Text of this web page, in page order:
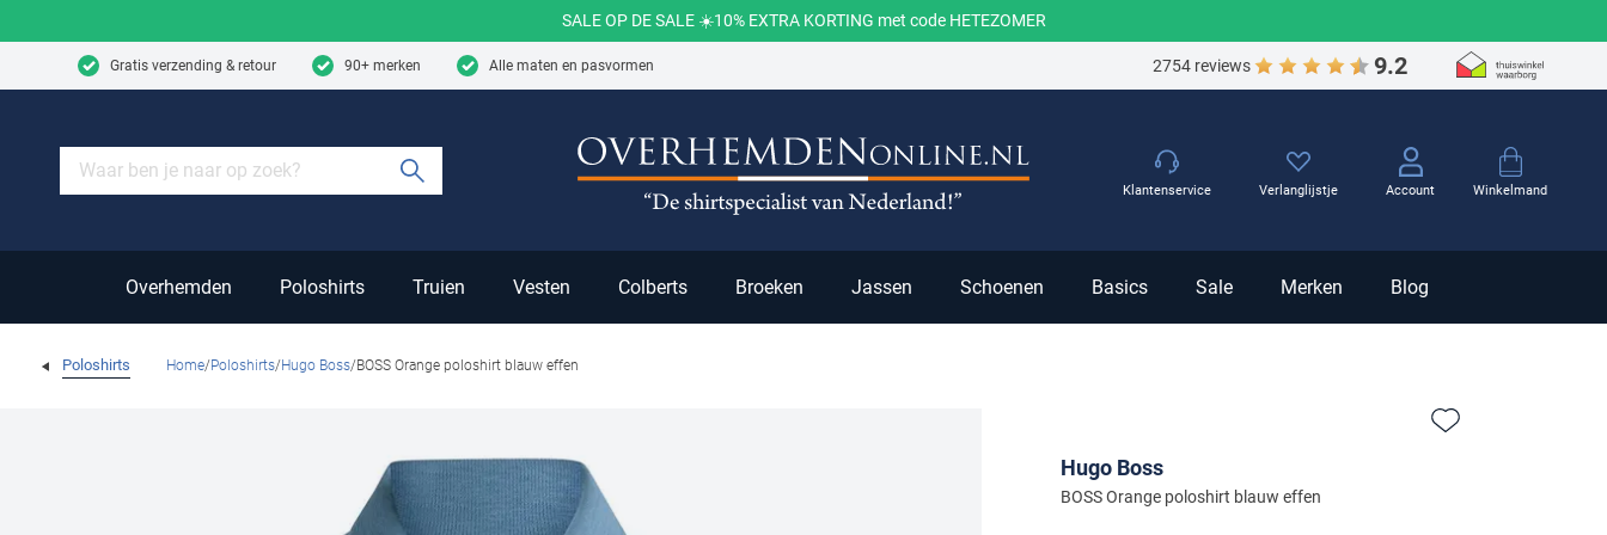
SALE OP DE SALE ☀️10% EXTRA KORTING met code HETEZOMER
Gratis verzending & retour 90+ merken Alle maten en pasvormen 2754 reviews 9.2
Winkelmand
Overhemden Poloshirts Truien Vesten Colberts Broeken Jassen Schoenen Basics Sale Merken Blog
Klantenservice Verlanglijstje Account
Poloshirts Home Poloshirts Hugo Boss BOSS Orange poloshirt blauw effen
Hugo Boss
BOSS Orange poloshirt blauw effen
Zet bij favorieten